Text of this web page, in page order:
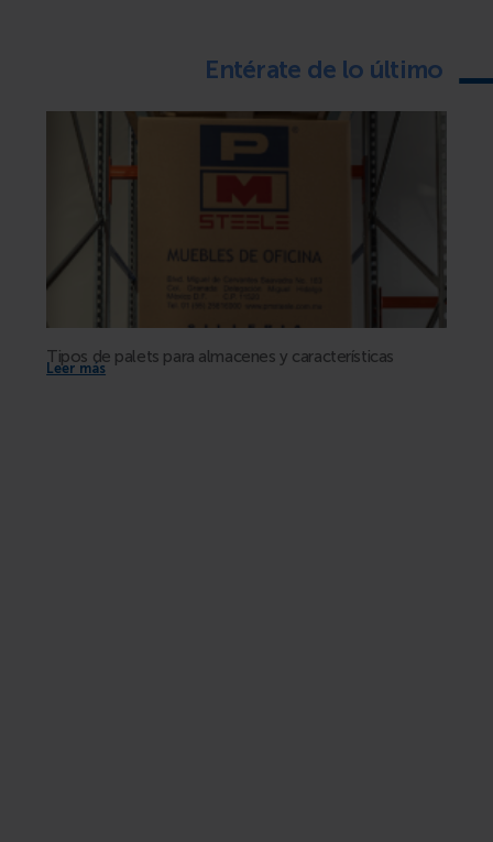
Entérate de lo último
Tipos de palets para almacenes y características
Leer más